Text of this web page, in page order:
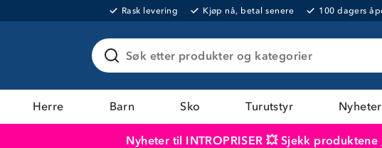
Rask levering Kjøp nå, betal senere 100 dagers
Søk etter produkter og kategorier
Herre Barn Sko Turutstyr Nyheter
Nyheter til INTROPRISER 💥 Sjekk produktene